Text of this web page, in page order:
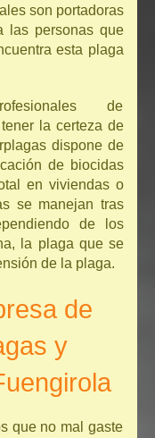
son portadoras
las personas que
esta plaga
de
la certeza de
dispone de
de biocidas
en viviendas o
se manejan tras
de los
la plaga que se
de la plaga.
de
y
que no mal gaste